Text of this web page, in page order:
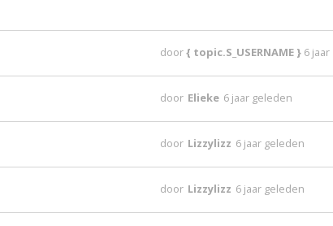
door{ topic.S_USERNAME } 6
door Elieke 6 jaar geleden
door Lizzylizz 6 jaar geleden
door Lizzylizz 6 jaar geleden